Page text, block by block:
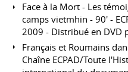
Face à la Mort - Les
camps vietmhin - 90' -
2009 - Distribué en DVD
Français et Roumains
Chaîne ECPAD/Toute